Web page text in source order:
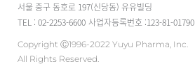
서울 중구 동호로 197(신당동) 유유빌딩
TEL : 02-2253-6600 사업자등록번호 :123-81-01790
Copyright Ⓒ1996-2022 Yuyu Pharma, Inc.
All Rights Reserved.